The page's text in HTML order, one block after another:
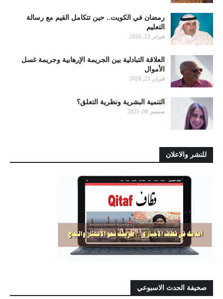
رمضان في الكويت.. حين تتكامل القيم مع رسالة
التعليم
فبراير 23, 2026
العلاقة التبادلية بين الجريمة الإرهابية وجريمة غسل
الأموال
فبراير 23, 2026
التنمية البشرية ونظرية التعلق؟
سبتمبر 06, 2025
للنشر والاعلان
صحيفة الحدث الاسبوعي